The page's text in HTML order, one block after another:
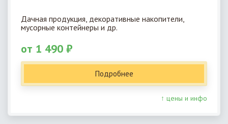
Дачная продукция, декоративные накопители,
мусорные контейнеры и др.
от 1 490 ₽
Подробнее
↑ цены и инфо